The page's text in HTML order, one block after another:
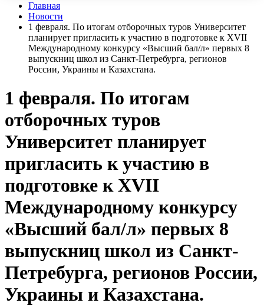
Главная
Новости
1 февраля. По итогам отборочных туров Университет
планирует пригласить к участию в подготовке к ХVII
Международному конкурсу «Высший бал/л» первых 8
выпускниц школ из Санкт-Петребурга, регионов
России, Украины и Казахстана.
1 февраля. По итогам
отборочных туров
Университет планирует
пригласить к участию в
подготовке к ХVII
Международному конкурсу
«Высший бал/л» первых 8
выпускниц школ из Санкт-
Петребурга, регионов России,
Украины и Казахстана.